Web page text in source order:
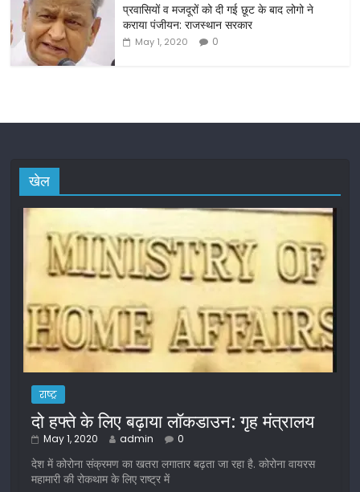
प्रवासियों व मजदूरों को दी गई छूट के बाद लोगो ने
कराया पंजीयन: राजस्थान सरकार
May 1, 2020 0
खेल
राष्ट्र
दो हफ्ते के लिए बढ़ाया लॉकडाउन: गृह मंत्रालय
May 1, 2020 admin 0
देश में कोरोना संक्रमण का खतरा लगातार बढ़ता जा रहा है. कोरोना वायरस
महामारी की रोकथाम के लिए राष्ट्र में